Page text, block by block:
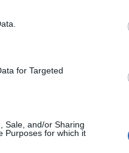
for Targeted
Sale, and/or Sharing
Purposes for which it